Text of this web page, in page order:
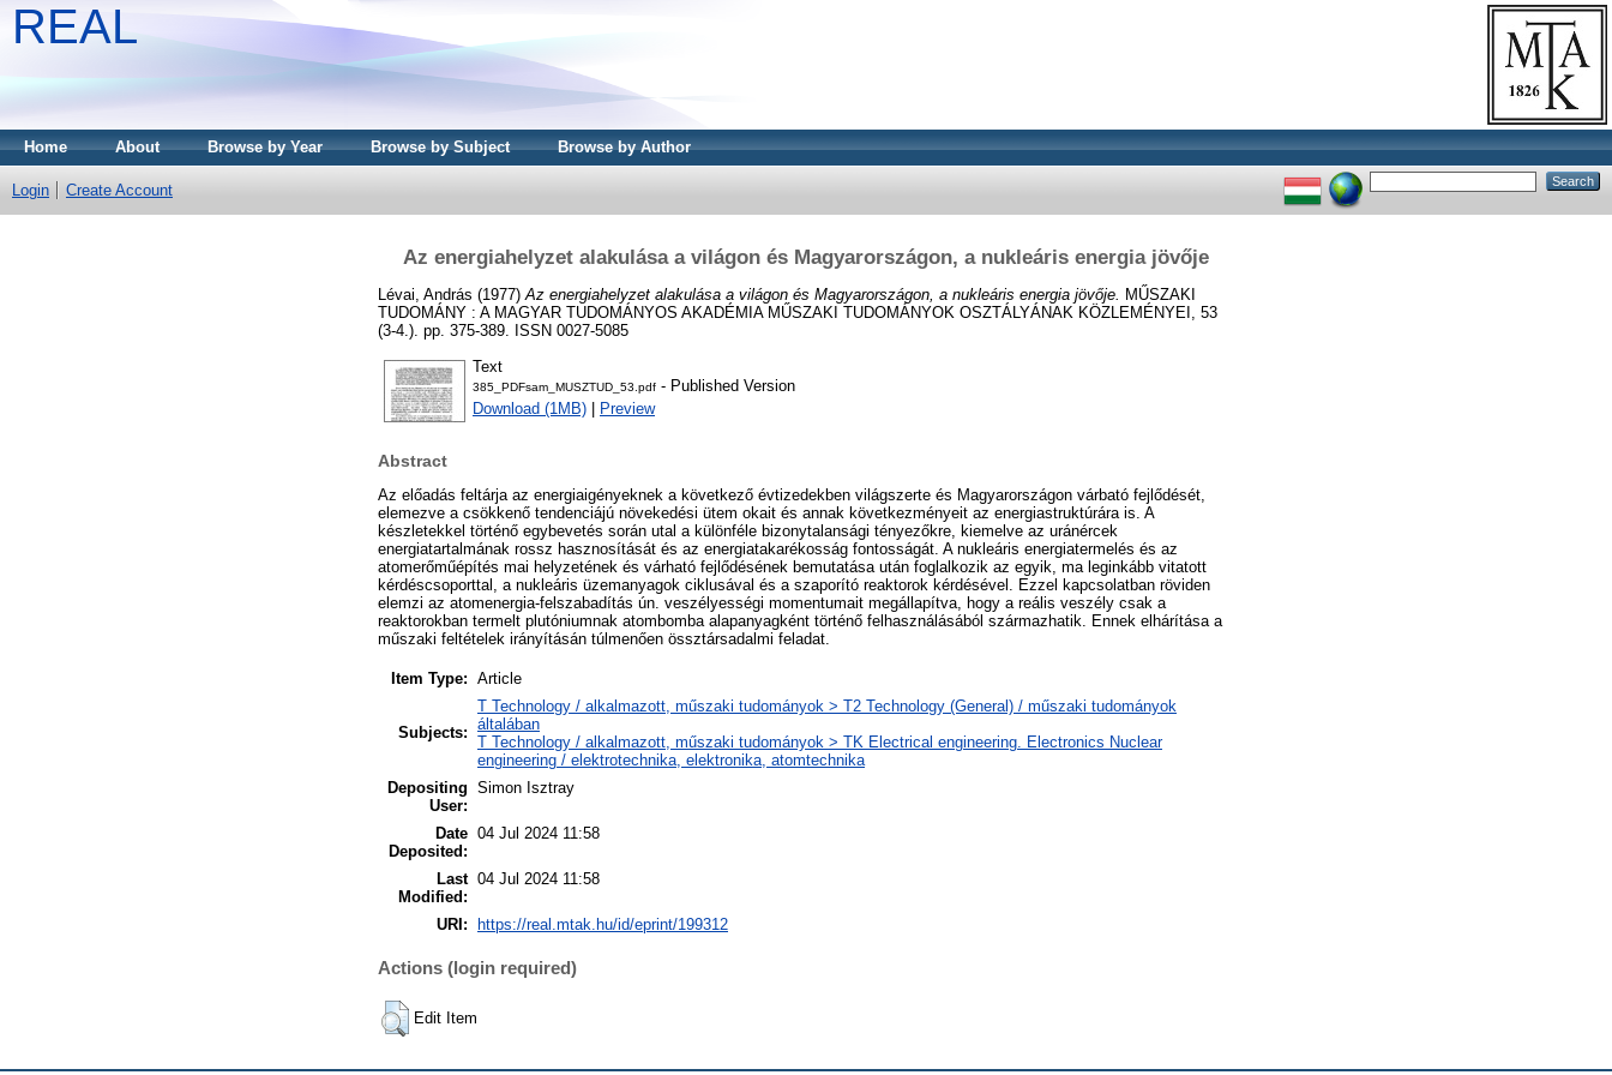
REAL
Home About Browse by Year Browse by Subject Browse by Author
Login Create Account
Az energiahelyzet alakulása a világon és Magyarországon, a nukleáris energia jövője
Lévai, András (1977) Az energiahelyzet alakulása a világon és Magyarországon, a nukleáris energia jövője. MŰSZAKI
TUDOMÁNY : A MAGYAR TUDOMÁNYOS AKADÉMIA MŰSZAKI TUDOMÁNYOK OSZTÁLYÁNAK KÖZLEMÉNYEI, 53
(3-4.). pp. 375-389. ISSN 0027-5085
Text
385_PDFsam_MUSZTUD_53.pdf - Published Version
Download (1MB)
Preview
Abstract
Az előadás feltárja az energiaigényeknek a következő évtizedekben világszerte és Magyarországon várbató fejlődését,
elemezve a csökkenő tendenciájú növekedési ütem okait és annak következményeit az energiastruktúrára is. A
készletekkel történő egybevetés során utal a különféle bizonytalansági tényezőkre, kiemelve az uránércek
energiatartalmának rossz hasznosítását és az energiatakarékosság fontosságát. A nukleáris energiatermelés és az
atomerőműépítés mai helyzetének és várható fejlődésének bemutatása után foglalkozik az egyik, ma leginkább vitatott
kérdéscsoporttal, a nukleáris üzemanyagok ciklusával és a szaporító reaktorok kérdésével. Ezzel kapcsolatban röviden
elemzi az atomenergia-felszabadítás ún. veszélyességi momentumait megállapítva, hogy a reális veszély csak a
reaktorokban termelt plutóniumnak atombomba alapanyagként történő felhasználásából származhatik. Ennek elhárítása a
műszaki feltételek irányításán túlmenően össztársadalmi feladat.
Item Type: Article
Subjects:
T Technology / alkalmazott, műszaki tudományok > T2 Technology (General) / műszaki tudományok
általában
T Technology / alkalmazott, műszaki tudományok > TK Electrical engineering. Electronics Nuclear
engineering / elektrotechnika, elektronika, atomtechnika
Depositing
User:
Simon Isztray
Date
Deposited:
04 Jul 2024 11:58
Last
Modified:
04 Jul 2024 11:58
URI: https://real.mtak.hu/id/eprint/199312
Actions (login required)
Edit Item